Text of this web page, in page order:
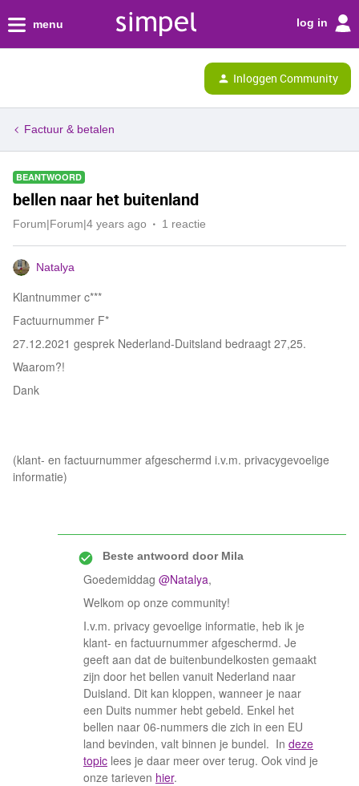
menu log in
Inloggen Community
Factuur & betalen
BEANTWOORD
bellen naar het buitenland
Forum|Forum|4 years ago 1 reactie
Natalya
Klantnummer c***
Factuurnummer F*
27.12.2021 gesprek Nederland-Duitsland bedraagt 27,25.
Waarom?!
Dank
(klant- en factuurnummer afgeschermd i.v.m. privacygevoelige
informatie)
Beste antwoord doorMila
Goedemiddag @Natalya,
Welkom op onze community!
I.v.m. privacy gevoelige informatie, heb ik je
klant- en factuurnummer afgeschermd. Je
geeft aan dat de buitenbundelkosten gemaakt
zijn door het bellen vanuit Nederland naar
Duisland. Dit kan kloppen, wanneer je naar
een Duits nummer hebt gebeld. Enkel het
bellen naar 06-nummers die zich in een EU
land bevinden, valt binnen je bundel. In deze
topic lees je daar meer over terug. Ook vind je
onze tarieven hier.